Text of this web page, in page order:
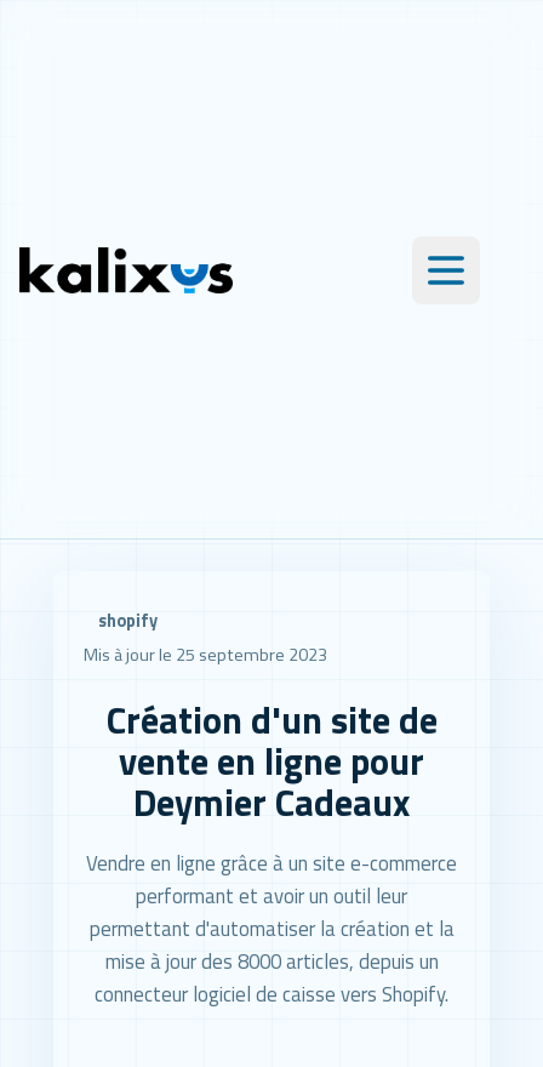
shopify
Mis à jour le 25 septembre 2023
Création d'un site de
vente en ligne pour
Deymier Cadeaux
Vendre en ligne grâce à un site e-commerce
performant et avoir un outil leur
permettant d'automatiser la création et la
mise à jour des 8000 articles, depuis un
connecteur logiciel de caisse vers Shopify.